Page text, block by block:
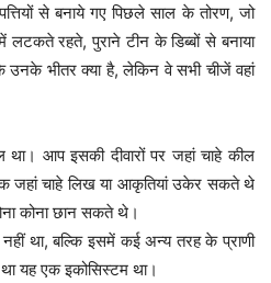
से बनाये गए पिछले साल के तोरण, जो
रहते, पुराने टीन के डिब्बों से बनाया
उनके भीतर क्या है, लेकिन वे सभी चीजें वहां
था। आप इसकी दीवारों पर जहां चाहे कील
जहां चाहे लिख या आकृतियां उकेर सकते थे
कोना छान सकते थे।
था, बल्कि इसमें कई अन्य तरह के प्राणी
यह एक इकोसिस्टम था।